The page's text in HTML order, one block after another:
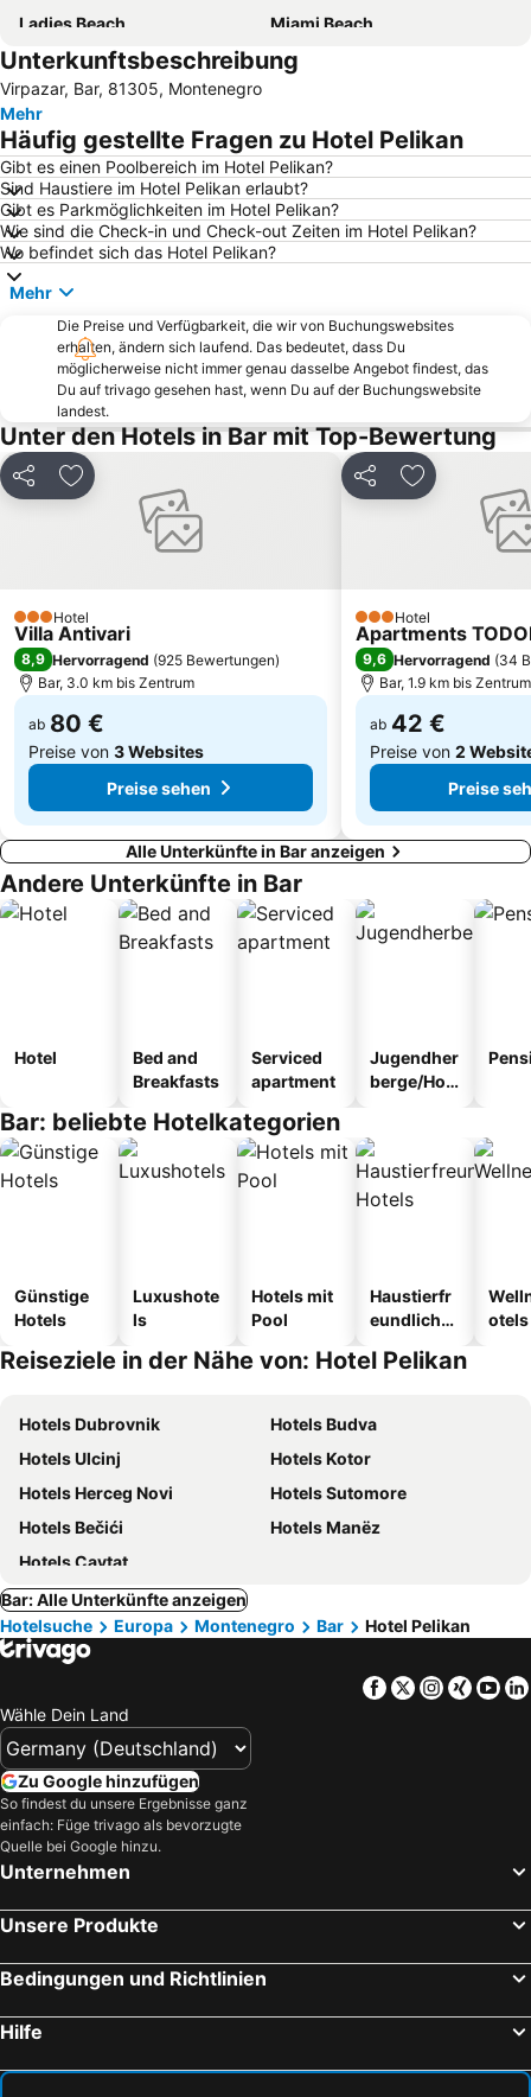
Ladies Beach
Miami Beach
Flughafen Tivat
Bečićka plaža
Kotor
Buljarica
Insel des Heiligen Stefan
Jaz
Europa Beach
Slovenska plaža
Stari grad Budva
Pržno
Blue Beach
Mala
Queen of Montenegro
Stari Bar
Almara Beach
Copacabana
Buljarice
Kraljičina plaža
Rijeka Crnojevića
Albatros
Drobni pijesak
Kraljičina plaža
Aquarius White
Veliki Pijesak
Crvena plaža
Kitesurf club Dolcinium
Skadarsko jezero - Schkodra
Miločer Plaža
Stari Grad
Luka Bar
MCM
Biserna obala
Unterkunftsbeschreibung
Virpazar, Bar, 81305, Montenegro
Mehr
Häufig gestellte Fragen zu Hotel Pelikan
Gibt es einen Poolbereich im Hotel Pelikan?
Sind Haustiere im Hotel Pelikan erlaubt?
Gibt es Parkmöglichkeiten im Hotel Pelikan?
Wie sind die Check-in und Check-out Zeiten im Hotel Pelikan?
Wo befindet sich das Hotel Pelikan?
Mehr
Die Preise und Verfügbarkeit, die wir von Buchungswebsites
erhalten, ändern sich laufend. Das bedeutet, dass Du
möglicherweise nicht immer genau dasselbe Angebot findest, das
Du auf trivago gesehen hast, wenn Du auf der Buchungswebsite
landest.
Unter den Hotels in Bar mit Top-Bewertung
Teilen Zu Favoriten hinzufügen
3 Sterne
Hotel
Villa Antivari
8,9 Hervorragend (925 Bewertungen)
Bar, 3.0 km bis Zentrum
ab 80 €
Preise von 3 Websites
Preise sehen
Teilen Zu Favoriten
3 Sterne
Hotel
Apartments
9,6 Hervorragend (34
Bar, 1.9 km bis Zentrum
ab 42 €
Preise von 2
Preise
Alle Unterkünfte in Bar anzeigen
Andere Unterkünfte in Bar
Hotel
Bed and
Breakfasts
Serviced
apartment
Jugendher
berge/Hos
Bar: beliebte Hotelkategorien
Günstige
Hotels
Luxushote
ls
Hotels mit
Pool
Haustierfr
eundliche
otels
Reiseziele in der Nähe von: Hotel Pelikan
Hotels Dubrovnik
Hotels Budva
Hotels Ulcinj
Hotels Kotor
Hotels Herceg Novi
Hotels Sutomore
Hotels Bečići
Hotels Manëz
Hotels Cavtat
Bar: Alle Unterkünfte anzeigen
Hotelsuche
Europa Montenegro Bar Hotel Pelikan
Facebook
TwitterXing
Wähle Dein Land
Zu Google hinzufügen
So findest du unsere Ergebnisse ganz
einfach: Füge trivago als bevorzugte
Quelle bei Google hinzu.
Unternehmen
Unsere Produkte
Bedingungen und Richtlinien
Hilfe